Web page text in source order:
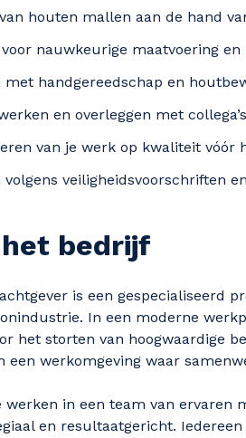
houten mallen aan de hand
nauwkeurige maatvoering
met handgereedschap en
en overleggen met
van je werk op kwaliteit vóór
volgens veiligheidsvoorschriften
bedrijf
is een gespecialiseerd
In een moderne
het storten van hoogwaardige
een werkomgeving waar
werken in een team van ervaren
en resultaatgericht.